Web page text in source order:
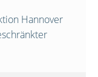
Hannover